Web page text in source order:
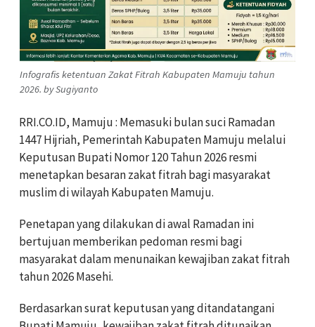
Infografis ketentuan Zakat Fitrah Kabupaten Mamuju tahun
2026. by Sugiyanto
RRI.CO.ID, Mamuju : Memasuki bulan suci Ramadan
1447 Hijriah, Pemerintah Kabupaten Mamuju melalui
Keputusan Bupati Nomor 120 Tahun 2026 resmi
menetapkan besaran zakat fitrah bagi masyarakat
muslim di wilayah Kabupaten Mamuju.
Penetapan yang dilakukan di awal Ramadan ini
bertujuan memberikan pedoman resmi bagi
masyarakat dalam menunaikan kewajiban zakat fitrah
tahun 2026 Masehi.
Berdasarkan surat keputusan yang ditandatangani